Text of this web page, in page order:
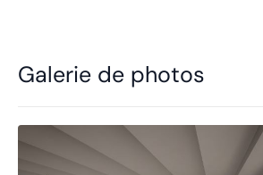
Galerie de photos